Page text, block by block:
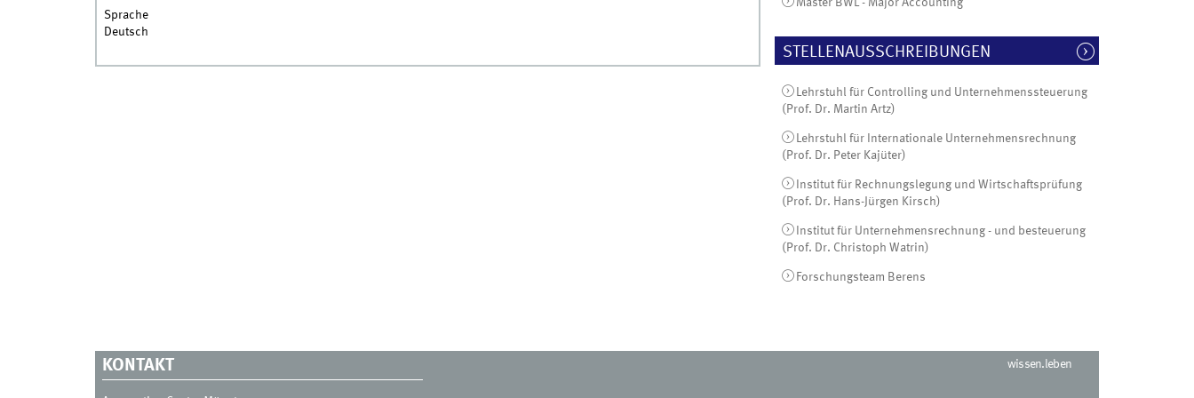
Sprache
Deutsch
Master BWL - Major Accounting
STELLENAUSSCHREIBUNGEN
Lehrstuhl für Controlling und Unternehmenssteuerung
(Prof. Dr. Martin Artz)
Lehrstuhl für Internationale Unternehmensrechnung
(Prof. Dr. Peter Kajüter)
Institut für Rechnungslegung und Wirtschaftsprüfung
(Prof. Dr. Hans-Jürgen Kirsch)
Institut für Unternehmensrechnung - und besteuerung
(Prof. Dr. Christoph Watrin)
Forschungsteam Berens
KONTAKT wissen.leben